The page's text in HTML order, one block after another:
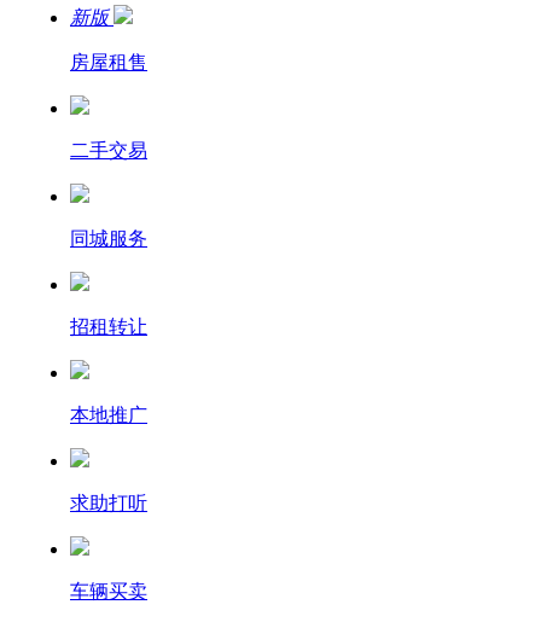
新版
房屋租售
二手交易
同城服务
招租转让
本地推广
求助打听
车辆买卖